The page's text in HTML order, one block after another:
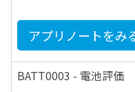
アプリノートをみ
BATT0003 - 電池評価